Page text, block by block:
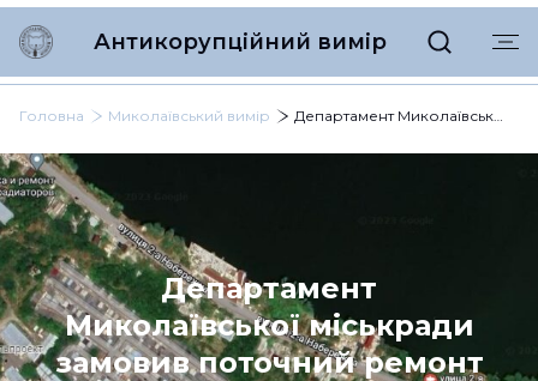
Антикорупційний вимір
Головна Миколаївський вимір Департамент Миколаївської міськради замовив поточний ремонт вулиці за 12 млн
Департамент
Миколаївської міськради
замовив поточний ремонт